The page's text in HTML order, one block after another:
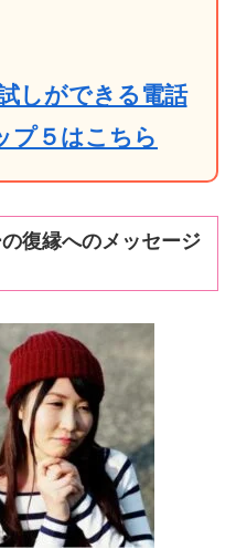
しができる電話
プ５はこちら
復縁へのメッセージ